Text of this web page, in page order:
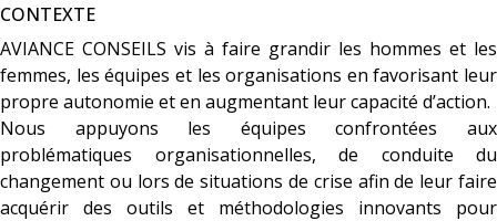
CONTEXTE
AVIANCE CONSEILS vis à faire grandir les hommes et les
femmes, les équipes et les organisations en favorisant leur
propre autonomie et en augmentant leur capacité d’action.
Nous appuyons les équipes confrontées aux
problématiques organisationnelles, de conduite du
changement ou lors de situations de crise afin de leur faire
acquérir des outils et méthodologies innovants pour